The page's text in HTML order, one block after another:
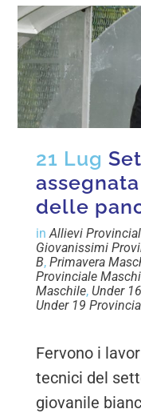
21 Lug
delle
inAllievi
Giovanissimi
B,Primavera
Provinciale
Maschile, Under
Under 19
Fervono i
tecnici del
giovanile